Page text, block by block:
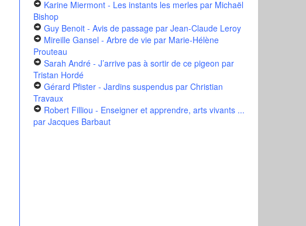
Karine Miermont - Les instants les merlespar Michaël
Bishop
Guy Benoit - Avis de passagepar Jean-Claude Leroy
Mireille Gansel - Arbre de viepar Marie-Hélène
Prouteau
Sarah André - J’arrive pas à sortir de ce pigeon par
Tristan Hordé
Gérard Pfister - Jardins suspenduspar Christian
Travaux
Robert Filliou - Enseigner et apprendre, arts vivants ...
par Jacques Barbaut